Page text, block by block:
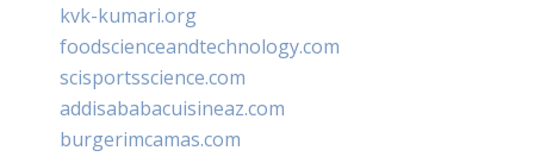
kvk-kumari.org
foodscienceandtechnology.com
scisportsscience.com
addisababacuisineaz.com
burgerimcamas.com